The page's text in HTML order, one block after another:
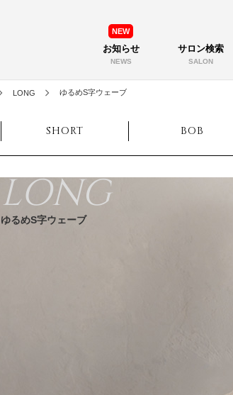
NEW
お知らせ
NEWS
サロン検索
SALON
LONG ゆるめS字ウェーブ
SHORT BOB
LONG
ゆるめS字ウェーブ